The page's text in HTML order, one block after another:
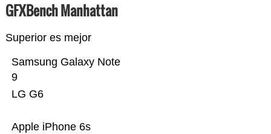
GFXBench Manhattan
Superior es mejor
Apple iPhone 6s
LG G6
Samsung Galaxy Note
9